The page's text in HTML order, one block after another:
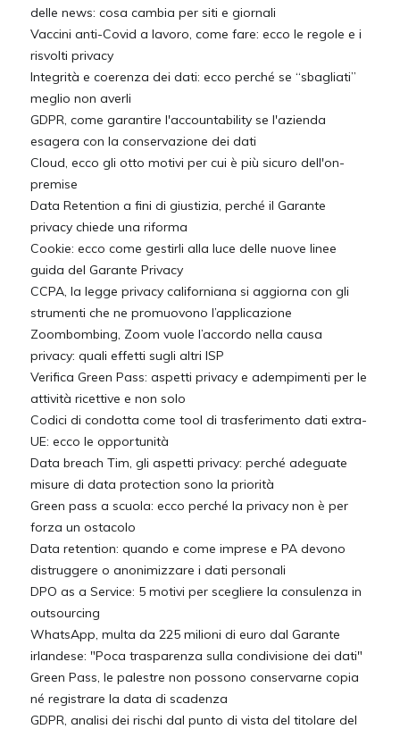
delle news: cosa cambia per siti e giornali
Vaccini anti-Covid a lavoro, come fare: ecco le regole e i
risvolti privacy
Integrità e coerenza dei dati: ecco perché se “sbagliati”
meglio non averli
GDPR, come garantire l'accountability se l'azienda
esagera con la conservazione dei dati
Cloud, ecco gli otto motivi per cui è più sicuro dell'on-
premise
Data Retention a fini di giustizia, perché il Garante
privacy chiede una riforma
Cookie: ecco come gestirli alla luce delle nuove linee
guida del Garante Privacy
CCPA, la legge privacy californiana si aggiorna con gli
strumenti che ne promuovono l’applicazione
Zoombombing, Zoom vuole l’accordo nella causa
privacy: quali effetti sugli altri ISP
Verifica Green Pass: aspetti privacy e adempimenti per le
attività ricettive e non solo
Codici di condotta come tool di trasferimento dati extra-
UE: ecco le opportunità
Data breach Tim, gli aspetti privacy: perché adeguate
misure di data protection sono la priorità
Green pass a scuola: ecco perché la privacy non è per
forza un ostacolo
Data retention: quando e come imprese e PA devono
distruggere o anonimizzare i dati personali
DPO as a Service: 5 motivi per scegliere la consulenza in
outsourcing
WhatsApp, multa da 225 milioni di euro dal Garante
irlandese: "Poca trasparenza sulla condivisione dei dati"
Green Pass, le palestre non possono conservarne copia
né registrare la data di scadenza
GDPR, analisi dei rischi dal punto di vista del titolare del